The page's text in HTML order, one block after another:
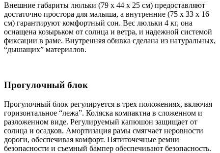
Внешние габариты люльки (79 х 44 х 25 см) предоставляют
достаточно простора для малыша, а внутренние (75 х 33 х 16
см) гарантируют комфортный сон. Вес люльки 4 кг, она
оснащена козырьком от солнца и ветра, и надежной системой
фиксации в раме. Внутренняя обивка сделана из натуральных,
“дышащих” материалов.
Прогулочный блок
Прогулочный блок регулируется в трех положениях, включая
горизонтальное “лежа”. Коляска компактна в сложенном и
разложенном виде. Регулируемый капюшон защищает от
солнца и осадков. Амортизация рамы смягчает неровности
дороги, обеспечивая комфорт. Пятиточечные ремни
безопасности и съемный бампер обеспечивают безопасность.